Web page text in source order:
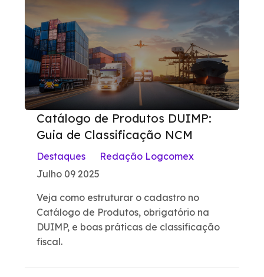
Catálogo de Produtos DUIMP:
Guia de Classificação NCM
Destaques
Redação Logcomex
Julho 09 2025
Veja como estruturar o cadastro no
Catálogo de Produtos, obrigatório na
DUIMP, e boas práticas de classificação
fiscal.